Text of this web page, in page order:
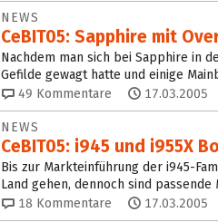
NEWS
CeBIT05: Sapphire mit
Nachdem man sich bei Sapphire in
Gefilde gewagt hatte und einige
49 Kommentare 17.03.2005
NEWS
CeBIT05: i945 und i955X
Bis zur Markteinführung der i945-
Land gehen, dennoch sind
18 Kommentare 17.03.2005